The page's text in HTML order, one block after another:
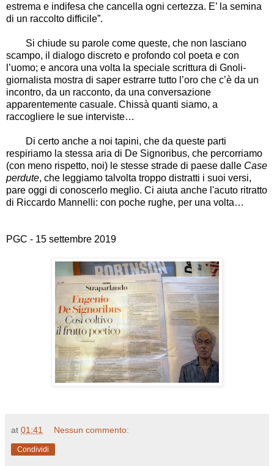
estrema e indifesa che cancella ogni certezza. E’ la semina
di un raccolto difficile”.
Si chiude su parole come queste, che non lasciano
scampo, il dialogo discreto e profondo col poeta e con
’uomo; e ancora una volta la speciale scrittura di Gnoli-
giornalista mostra di saper estrarre tutto l ’oro che c’è da un
incontro, da un racconto, da una conversazione
apparentemente casuale. Chissà quanti siamo, a
raccogliere le sue interviste…
Di certo anche a noi tapini, che da queste parti
respiriamo la stessa aria di De Signoribus, che percorriamo
(con meno rispetto, noi) le stesse strade di paese dalle Case
perdute, che leggiamo talvolta troppo distratti i suoi versi,
pare oggi di conoscerlo meglio. Ci aiuta anche l'acuto ritratto
di Riccardo Mannelli: con poche rughe, per una volta…
PGC - 15 settembre 2019
at 01:41 Nessun commento:
Condividi